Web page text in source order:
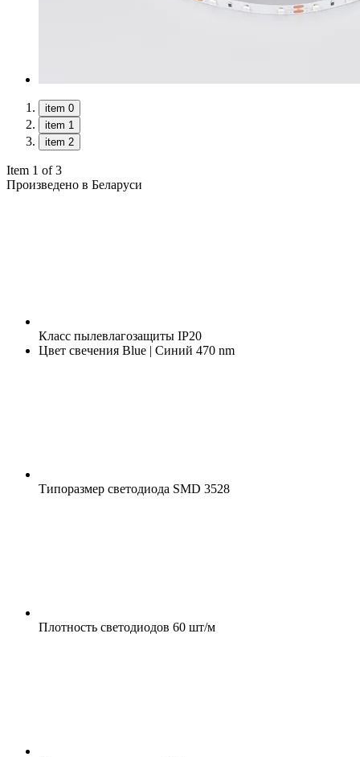
item 0
item 1
item 2
Item 1 of 3
Произведено в Беларуси
Класс пылевлагозащиты IP20
Цвет свечения Blue | Синий 470 nm
Типоразмер светодиода SMD 3528
Плотность светодиодов 60 шт/м